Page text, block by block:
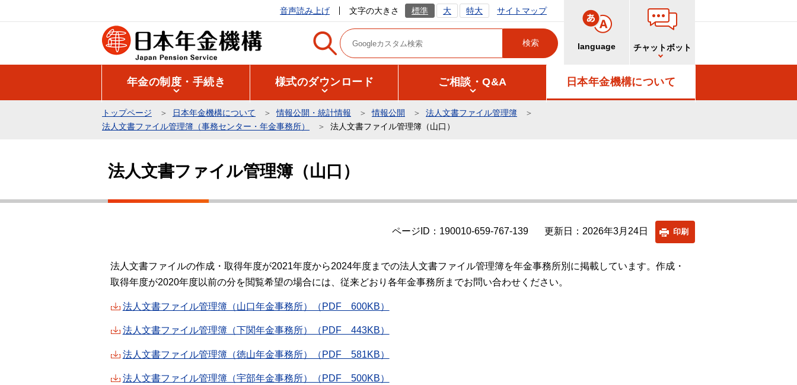
の
音声読み上げ 文字の大きさ 標準 大 特大 サイトマップ
language チャットボット
年金の制度・手続き 様式のダウンロード ご相談・Q&A 日本年金機構について
トップページ 日本年金機構について 情報公開・統計情報 情報公開
法人文書ファイル管理簿
法人文書ファイル管理簿（事務センター・年金事務所）
法人文書ファイル管理簿（山口）
法人文書ファイル管理簿（山口）
ページID：190010-659-767-139 更新日：2026年3月24日 印刷
法人文書ファイルの作成・取得年度が2021年度から2024年度までの法人文書ファイル管理簿を年金事務所別に掲載しています。作成・
取得年度が2020年度以前の分を閲覧希望の場合には、従来どおり各年金事務所までお問い合わせください。
法人文書ファイル管理簿（山口年金事務所）（PDF 600KB）
法人文書ファイル管理簿（下関年金事務所）（PDF 443KB）
法人文書ファイル管理簿（徳山年金事務所）（PDF 581KB）
法人文書ファイル管理簿（宇部年金事務所）（PDF 500KB）